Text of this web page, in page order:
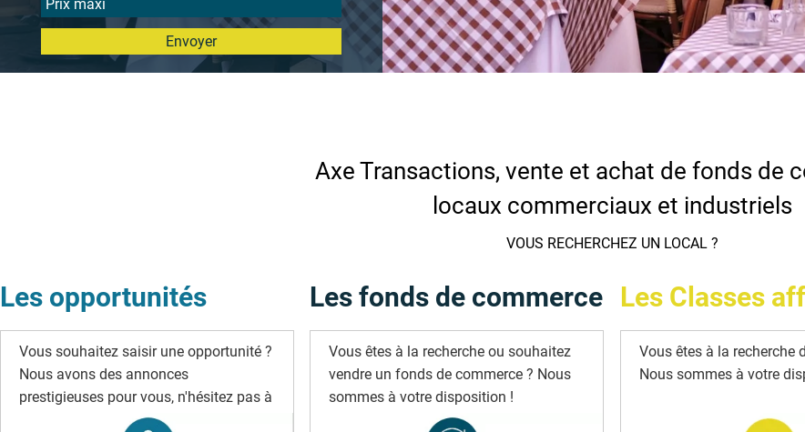
Envoyer
Axe Transactions, vente et achat de fonds de
locaux commerciaux et industriels
VOUS RECHERCHEZ UN LOCAL ?
Les opportunités
Vous souhaitez saisir une opportunité ?
Nous avons des annonces
prestigieuses pour vous, n'hésitez pas à
Les fonds de commerce
Vous êtes à la recherche ou souhaitez
vendre un fonds de commerce ? Nous
sommes à votre disposition !
Les Classes
Vous êtes à la recherche
Nous sommes à votre